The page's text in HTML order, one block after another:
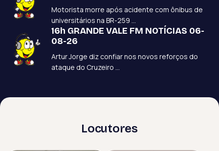
Motorista morre após acidente com ônibus de
universitários na BR-259 ...
16h GRANDE VALE FM NOTÍCIAS 06-
08-26
Artur Jorge diz confiar nos novos reforços do
ataque do Cruzeiro ...
Locutores